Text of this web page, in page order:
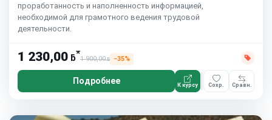
проработанность и наполненность информацией,
необходимой для грамотного ведения трудовой
деятельности.
1 230,00 ƃ*
1 900,00ƃ −35%
Подробнее К курсу Сохр. Сравн.